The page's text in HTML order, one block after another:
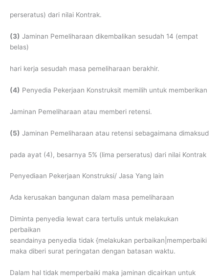
perseratus) dari nilai Kontrak.
(3) Jaminan Pemeliharaan dikembalikan sesudah 14 (empat
belas)
hari kerja sesudah masa pemeliharaan berakhir.
(4) Penyedia Pekerjaan Konstruksit memilih untuk memberikan
Jaminan Pemeliharaan atau memberi retensi.
(5) Jaminan Pemeliharaan atau retensi sebagaimana dimaksud
pada ayat (4), besarnya 5% (lima perseratus) dari nilai Kontrak
Penyediaan Pekerjaan Konstruksi/ Jasa Yang lain
Ada kerusakan bangunan dalam masa pemeliharaan
Diminta penyedia lewat cara tertulis untuk melakukan
perbaikan
seandainya penyedia tidak {melakukan perbaikan|memperbaiki
maka diberi surat peringatan dengan batasan waktu.
Dalam hal tidak memperbaiki maka jaminan dicairkan untuk